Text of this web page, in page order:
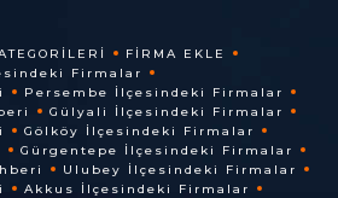
FIRMA EKLE
Firmalar
Persembe İlçesindeki Firmalar
Gülyali İlçesindeki Firmalar
Gölköy İlçesindeki Firmalar
Gürgentepe İlçesindeki Firmalar
Ulubey İlçesindeki Firmalar
Akkus İlçesindeki Firmalar